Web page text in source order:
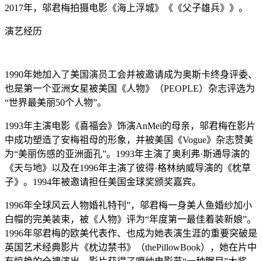
2017年，邬君梅拍摄电影《海上浮城》《《父子雄兵》》。
演艺经历
1990年她加入了美国演员工会并被邀请成为奥斯卡终身评委、
也是第一个亚洲女星被美国《人物》（PEOPLE）杂志评选为
“世界最美丽50个人物”。
1993年主演电影《喜福会》饰演AnMei的母亲，邬君梅在影片
中成功塑造了安梅祖母的形象，并被美国《Vogue》杂志赞美
为“美丽伤感的亚洲面孔”。1993年主演了奥利弗·斯通导演的
《天与地》以及在1996年主演了彼得·格林纳威导演的《枕草
子》。1994年被邀请担任美国金球奖颁奖嘉宾。
1996年全球风云人物婚礼特刊”，邬君梅一身美人鱼婚纱加小
白帽的完美装束，被《人物》评为“年度第一最佳着装新娘”。
1996年邬君梅的欧美代表作、也成为她表演生涯的重要突破是
英国艺术经典影片《枕边禁书》（thePillowBook），她在片中